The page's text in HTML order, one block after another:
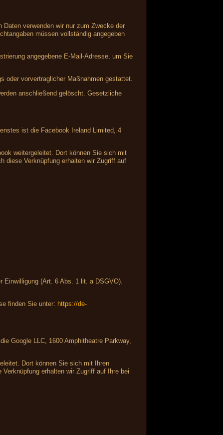
verwenden wir nur zum Zwecke der
müssen vollständig angegeben
angegebene E-Mail-Adresse, um Sie
oder vorvertraglicher Maßnahmen gestattet.
anschließend gelöscht. Gesetzliche
ist die Facebook Ireland Limited, 4
weitergeleitet. Dort können Sie sich mit
diese Verknüpfung erhalten wir Zugriff auf
Einwilligung (Art. 6 Abs. 1 lit. a DSGVO).
finden Sie unter: https://de-
Google LLC, 1600 Amphitheatre Parkway,
Dort können Sie sich mit Ihren
erhalten wir Zugriff auf Ihre bei